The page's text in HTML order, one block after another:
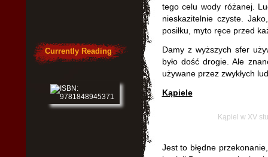
tego celu wody różanej.
nieskazitelnie czyste.
posiłku, myto ręce przed
Damy z wyższych sfer
było dość drogie. Ale
używane przez zwykłych
Kąpiele
Kąpiel w XV
Jest to błędne
Currently Reading